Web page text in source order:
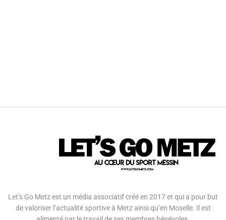
Let’s Go Metz est un média associatif créé en 2017 et qui a pour but
de valoriser l’actualité sportive à Metz ainsi qu’en Moselle. Il est